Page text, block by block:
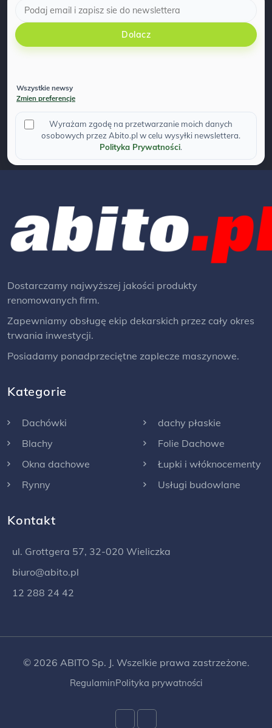
Dolacz
Wszystkie newsy
Zmien preferencje
Wyrażam zgodę na przetwarzanie moich danych
osobowych przez Abito.pl w celu wysyłki newslettera.
Polityka Prywatności.
Dostarczamy najwyższej jakości produkty
renomowanych firm.
Zapewniamy obsługę ekip dekarskich przez cały okres
trwania inwestycji.
Posiadamy ponadprzeciętne zaplecze maszynowe.
Kategorie
Dachówki
Blachy
Okna dachowe
Rynny
dachy płaskie
Folie Dachowe
Łupki i włóknocementy
Usługi budowlane
Kontakt
ul. Grottgera 57, 32-020 Wieliczka
biuro@abito.pl
12 288 24 42
© 2026 ABITO Sp. J. Wszelkie prawa zastrzeżone.
RegulaminPolityka prywatności